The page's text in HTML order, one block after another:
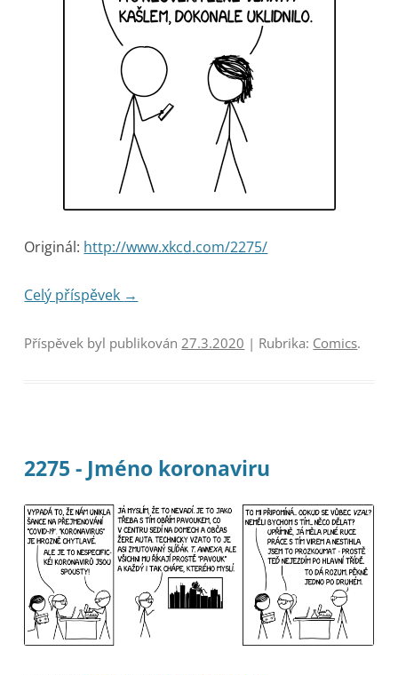
Originál: http://www.xkcd.com/2275/
Celý příspěvek →
Příspěvek byl publikován27.3.2020 | Rubrika: Comics.
2275 - Jméno koronaviru